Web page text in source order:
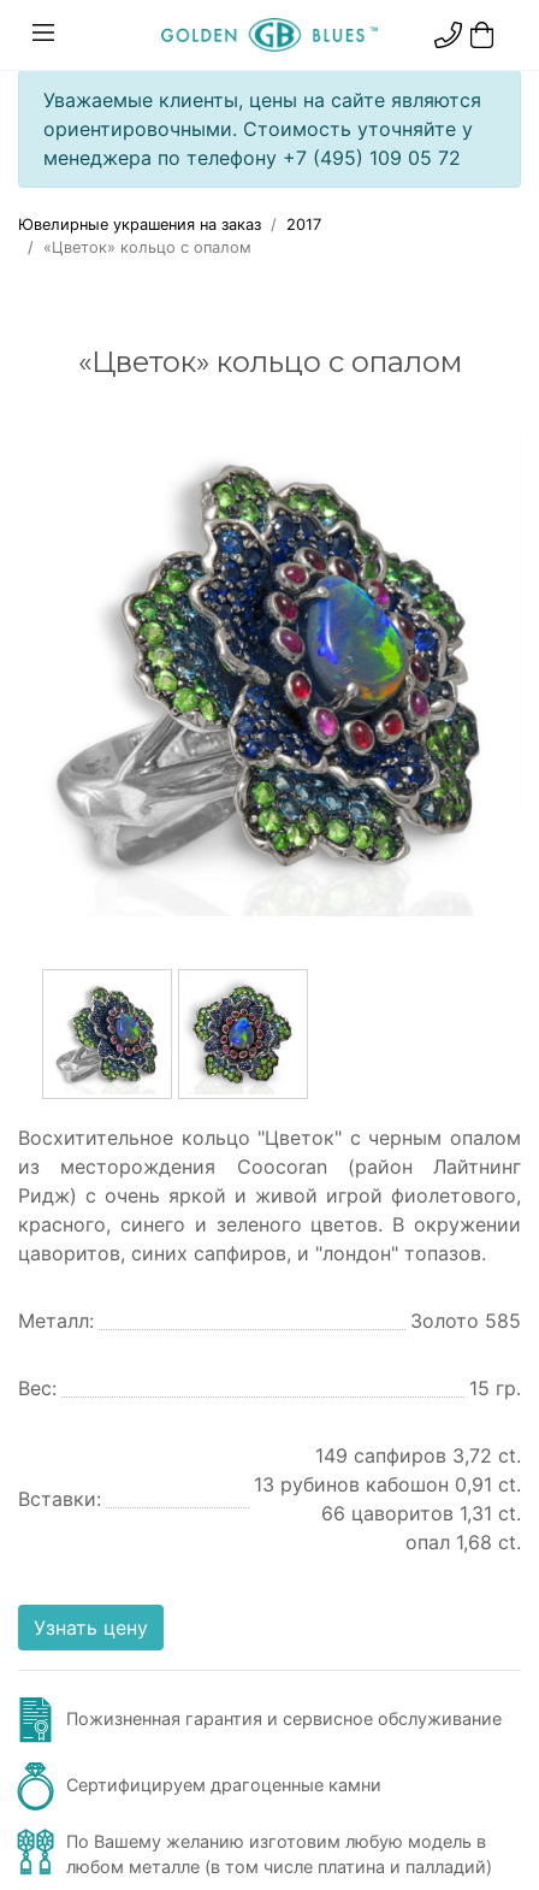
Уважаемые клиенты, цены на сайте являются
ориентировочными. Стоимость уточняйте у
менеджера по телефону +7 (495) 109 05 72
Ювелирные украшения на заказ
2017
«Цветок» кольцо с опалом
«Цветок» кольцо с опалом
Восхитительное кольцо "Цветок" с черным опалом
из месторождения Coocoran (район Лайтнинг
Ридж) с очень яркой и живой игрой фиолетового,
красного, синего и зеленого цветов. В окружении
цаворитов, синих сапфиров, и "лондон" топазов.
Металл: Золото 585
Вес: 15 гр.
Вставки:
149 сапфиров 3,72 ct.
13 рубинов кабошон 0,91 ct.
66 цаворитов 1,31 ct.
опал 1,68 ct.
Узнать цену
Пожизненная гарантия и сервисное обслуживание
Сертифицируем драгоценные камни
По Вашему желанию изготовим любую модель в
любом металле (в том числе платина и палладий)